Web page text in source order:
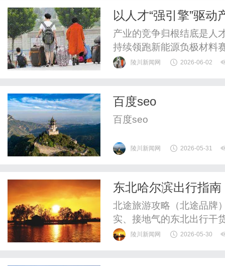
以人才“强引擎”驱
长耿廷
产业的竞争归根结底是人
持续领跑新能源负极材料
瑞新能源科技有限公司董
系，为技术创新与产业集
陵川新闻网 2026-06-02
百度seo
百度seo
陵川新闻网 2026-05-31
东北哈尔滨出行指
+周边路线全覆盖
北途旅游攻略（北途品牌
实、接地气的东北出行干
玩指南，帮助广大游客解
陵川新闻网 2026-05-30